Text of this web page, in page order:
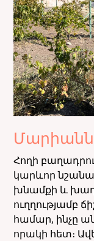
Հողի
կարևոր
խնամքի և
ուղղությամբ
համար, ինչը
որակի հետ։